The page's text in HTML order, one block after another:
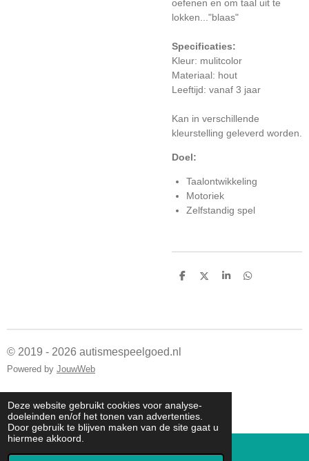
Deze website gebruikt cookies voor analyse-
doeleinden en/of het tonen van advertenties.
Door gebruik te blijven maken van de site gaat u
hiermee akkoord.
oefenen en om taal uit te
lokken..."blaas"
Specificaties:
Kleur: mulitcolor
Materiaal: hout
Leeftijd: vanaf 3 jaar
Kan in verschillende
kleurstelling geleverd worden.
Doel:
Taalontwikkeling
Motoriek
Zelfstandig spel
D
D
S
D
© 2019 - 2026 autismespeelgoed.nl
Powered by JouwWeb